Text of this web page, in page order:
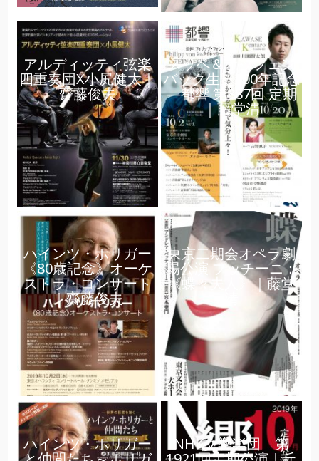
アルディッティ弦楽
四重奏団X小㞍健太｜
齋藤俊夫
スッペ＆オッフェン
バック生誕200年記念
—都響 第887回 定期
｜藤堂清
ハインツ・ホリガー
《80歳記念》オーケ
ストラ・コンサート
｜齋藤俊夫
東京二期会オペラ劇
場公演 プッチーニ：
《蝶々夫人》｜藤堂
ハインツ・ホリガー NHK交響楽団 第